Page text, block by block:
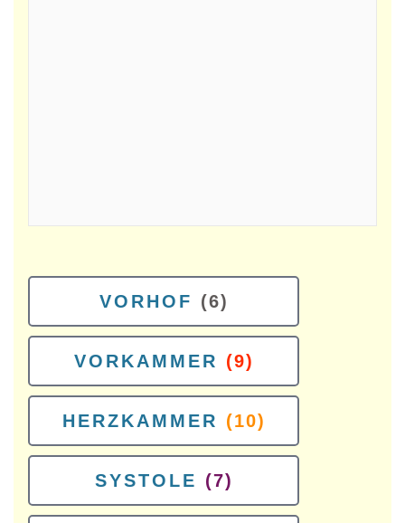
VORHOF (6)
VORKAMMER (9)
HERZKAMMER (10)
SYSTOLE (7)